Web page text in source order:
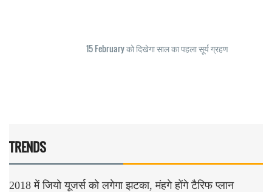
15 February को दिखेगा साल का पहला सूर्य ग्रहण
TRENDS
2018 में जियो यूजर्स को लगेगा झटका, मंहगे होंगे टैरिफ प्लान